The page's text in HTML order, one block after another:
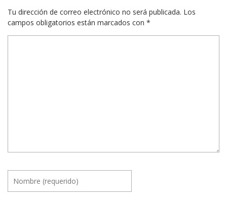
Tu dirección de correo electrónico no será publicada. Los
campos obligatorios están marcados con *